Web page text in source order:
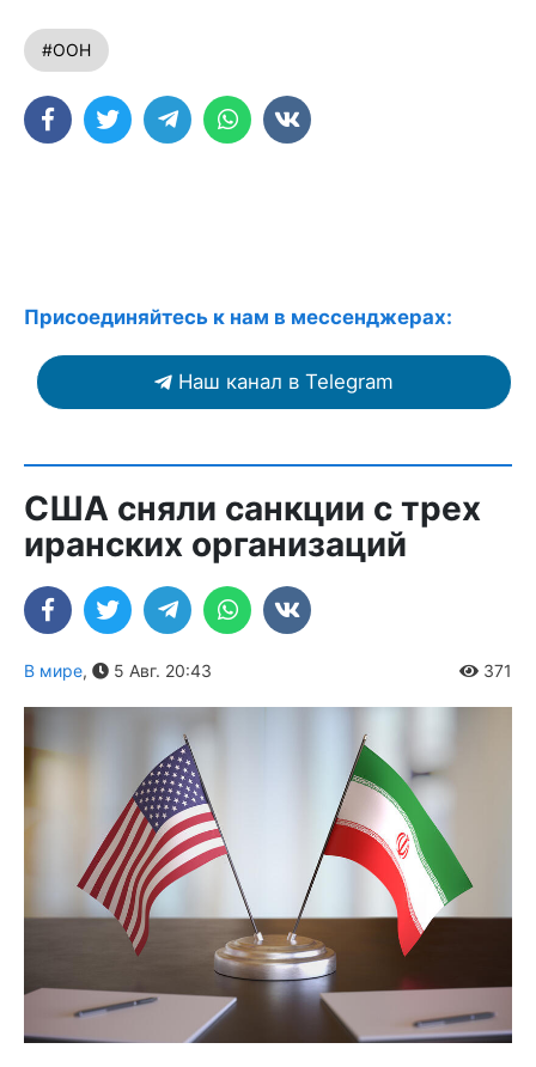
#ООН
Присоединяйтесь к нам в мессенджерах:
Наш канал в Telegram
США сняли санкции с трех
иранских организаций
В мире, 5 Авг. 20:43 371